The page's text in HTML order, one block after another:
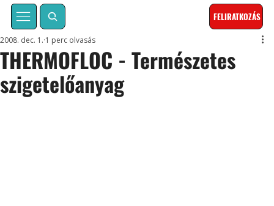
FELIRATKOZÁS
THERMOFLOC - Természetes
szigetelőanyag
2008. dec. 1. 1 perc olvasás